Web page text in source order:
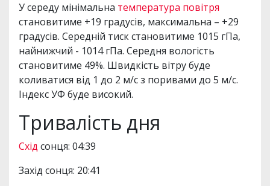
У середу мінімальна температура повітря
становитиме +19 градусів, максимальна – +29
градусів. Середній тиск становитиме 1015 гПа,
найнижчий - 1014 гПа. Середня вологість
становитиме 49%. Швидкість вітру буде
коливатися від 1 до 2 м/с з поривами до 5 м/с.
Індекс УФ буде високий.
Тривалість дня
Схід сонця: 04:39
Захід сонця: 20:41